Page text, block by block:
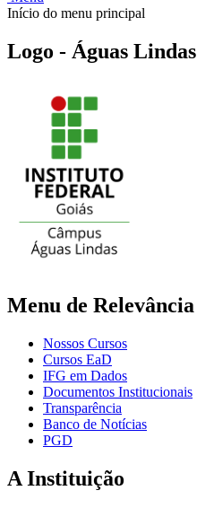
Início do menu principal
Logo - Águas Lindas
Menu de Relevância
Nossos Cursos
Cursos EaD
IFG em Dados
Documentos Institucionais
Transparência
Banco de Notícias
PGD
A Instituição